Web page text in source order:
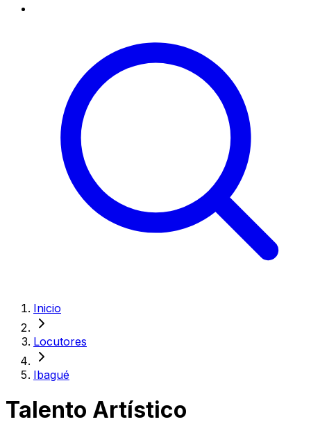
Inicio
Locutores
Ibagué
Talento Artístico